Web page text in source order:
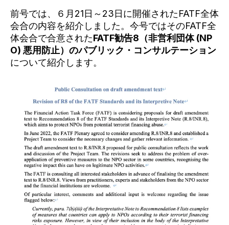
前号では、６月21日～23日に開催されたFATF全体
会合の内容を紹介しました。今号ではそのFATF全
体会合で合意されたFATF勧告8（非営利団体 (NP
O) 悪用防止）のパブリック・コンサルテーション
について紹介します。